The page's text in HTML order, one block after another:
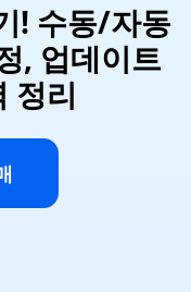
! 수동/자동
, 업데이트
정리